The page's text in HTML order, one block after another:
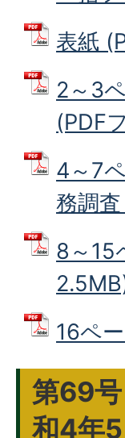
表紙
2～3
(PDF
4～7
務調
8～15
16ペ
第69
和4年5